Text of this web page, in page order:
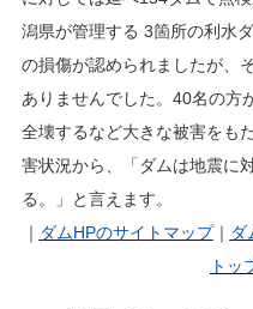
潟県が管理する 3箇所の利水
の損傷が認められましたが、
ありませんでした。40名の方
全壊するなど大きな被害をも
害状況から、「ダムは地震に
る。」と言えます。
｜ ダムHPのサイトマップ｜ ダ
トッ